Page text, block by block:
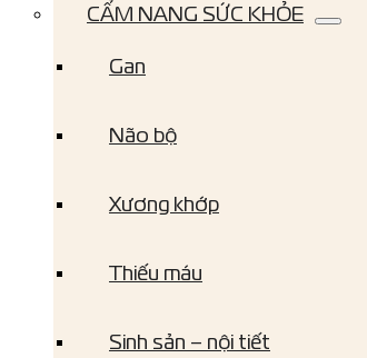
CẨM NANG SỨC KHỎE
Gan
Não bộ
Xương khớp
Thiếu máu
Sinh sản – nội tiết